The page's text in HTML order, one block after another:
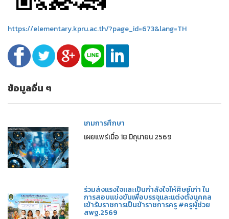
https://elementary.kpru.ac.th/?page_id=673&lang=TH
ข้อมูลอื่น ๆ
เกมการศึกษา
เผยแพร่เมื่อ 18 มิถุนายน 2569
ร่วมส่งแรงใจและเป็นกำลังใจให้ศิษย์เก่า ใน
การสอบแข่งขันเพื่อบรรจุและแต่งตั้งบุคคล
เข้ารับราชการเป็นข้าราชการครู #ครูผู้ช่วย
สพฐ.2569